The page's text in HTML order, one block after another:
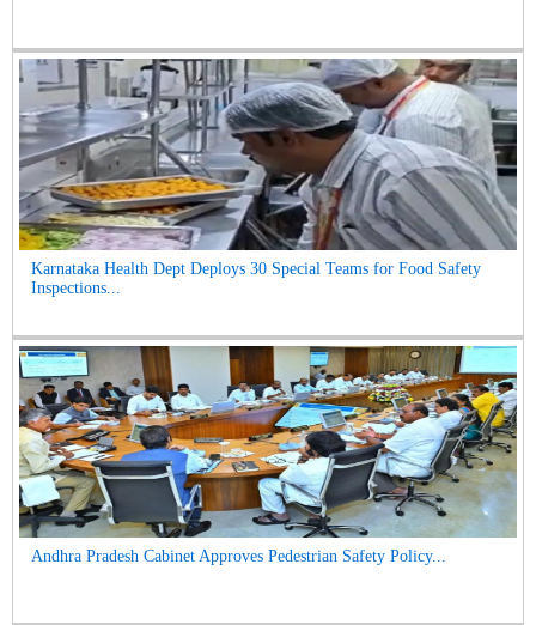
Karnataka Health Dept Deploys 30 Special Teams for Food Safety
Inspections...
Andhra Pradesh Cabinet Approves Pedestrian Safety Policy...